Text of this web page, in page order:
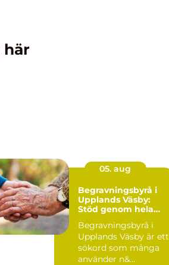
här
05. aug
Begravningsbyrå i
Upplands Väsby:
Stöd genom hela
Begravningsbyrå i
Upplands Väsby är ett
sökord som många
använder n&...